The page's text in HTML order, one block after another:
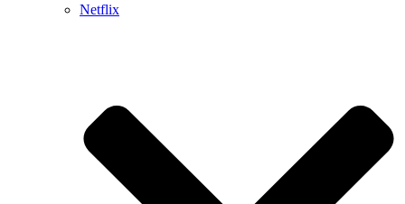
Netflix